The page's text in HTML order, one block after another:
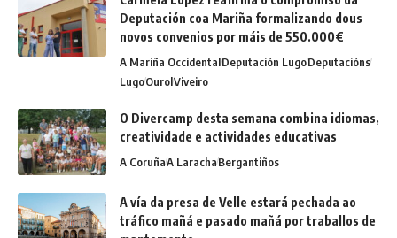
Deputación coa Mariña formalizando dous
novos convenios por máis de 550.000€
A Mariña OccidentalDeputación LugoDeputacións
LugoOurolViveiro
O Divercamp desta semana combina idiomas,
creatividade e actividades educativas
A CoruñaA LarachaBergantiños
A vía da presa de Velle estará pechada ao
tráfico mañá e pasado mañá por traballos de